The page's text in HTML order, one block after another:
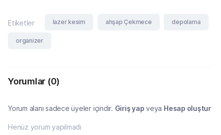
Etiketler lazer kesim ahşap Çekmece depolama
organizer
Yorumlar (0)
Yorum alanı sadece üyeler içindir. Giriş yap veya Hesap oluştur
Henüz yorum yapılmadı